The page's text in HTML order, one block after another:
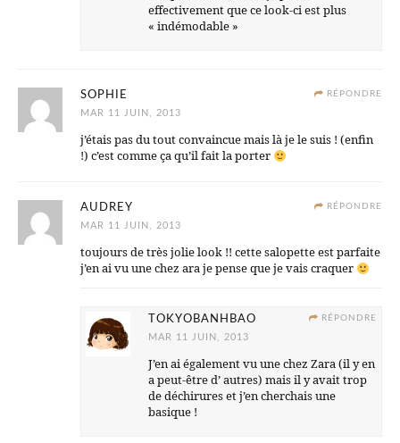
effectivement que ce look-ci est plus
« indémodable »
RÉPONDRE
SOPHIE
MAR 11 JUIN, 2013
j’étais pas du tout convaincue mais là je le suis ! (enfin
!) c’est comme ça qu’il fait la porter
RÉPONDRE
AUDREY
MAR 11 JUIN, 2013
toujours de très jolie look !! cette salopette est parfaite
j’en ai vu une chez ara je pense que je vais craquer
RÉPONDRE
TOKYOBANHBAO
MAR 11 JUIN, 2013
J’en ai également vu une chez Zara (il y en
a peut-être d’ autres) mais il y avait trop
de déchirures et j’en cherchais une
basique !